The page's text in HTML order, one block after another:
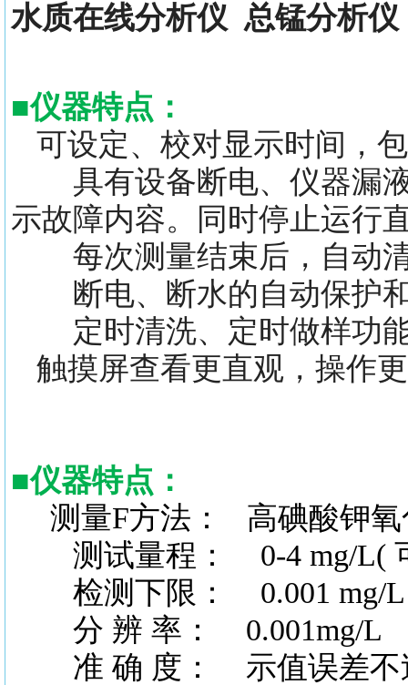
水质在线分析仪 总锰分析仪
■仪器特点：
可设定、校对显示时间，
具有设备断电、仪器漏液
示故障内容。同时停止运行
每次测量结束后，自动清
断电、断水的自动保护和
定时清洗、定时做样功
触摸屏查看更直观，操作
■仪器特点：
测量F方法： 高碘酸钾氧
测试量程：
0-4 mg/L(
检测下限：
0.001
分 辨 率：
0.001mg/L
准 确 度：
示值误差不